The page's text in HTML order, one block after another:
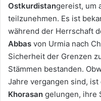
Ostkurdistangereist, um
teilzunehmen. Es ist
während der Herrschaft
Abbas von Urmia nach
Sicherheit der Grenzen
Stämmen bestanden.
Jahre vergangen sind, ist
Khorasan gelungen, ihre